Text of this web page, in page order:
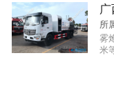
自主知识产权、
绿化养护、园林喷
要细化分类有：多
用
业
风
机
所
雾
米